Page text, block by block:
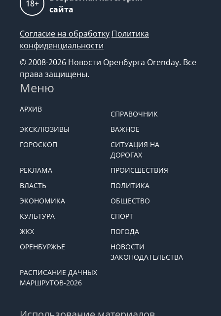
Согласие на обработку
конфиденциальности
© 2008-2026 Новости Оренбурга Orenday. Все
права защищены.
Меню
АРХИВ
СПРАВОЧНИК
ЭКСКЛЮЗИВЫ
ВАЖНОЕ
ДОРОГАХ
РЕКЛАМА
ПРОИСШЕСТВИЯ
ВЛАСТЬ
ПОЛИТИКА
ЭКОНОМИКА
ОБЩЕСТВО
КУЛЬТУРА
СПОРТ
ЖКХ
ПОГОДА